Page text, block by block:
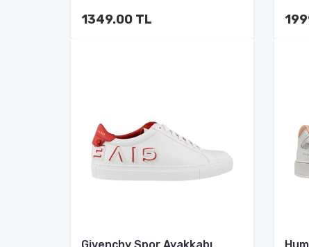
1349.00 TL
Givenchy Spor Ayakkabı